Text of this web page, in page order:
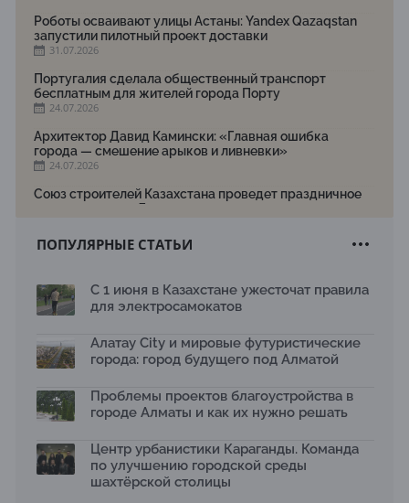
Роботы осваивают улицы Астаны: Yandex Qazaqstan
запустили пилотный проект доставки
31.07.2026
Португалия сделала общественный транспорт
бесплатным для жителей города Порту
24.07.2026
Архитектор Давид Камински: «Главная ошибка
города — смешение арыков и ливневки»
24.07.2026
Союз строителей Казахстана проведет праздничное
мероприятие ко Дню строителя
Новый Строительный кодекс: что изменилось для
17.07.2026
рободоставки в Астане
15.07.2026
2026 принимает заявки до 31 июля
13.07.2026
темой новой выставки в «Целинном»
13.07.2026
ПОПУЛЯРНЫЕ СТАТЬИ
С 1 июня в Казахстане ужесточат правила
для электросамокатов
Алатау City и мировые футуристические
города: город будущего под Алматой
Проблемы проектов благоустройства в
городе Алматы и как их нужно решать
Центр урбанистики Караганды. Команда
по улучшению городской среды
шахтёрской столицы